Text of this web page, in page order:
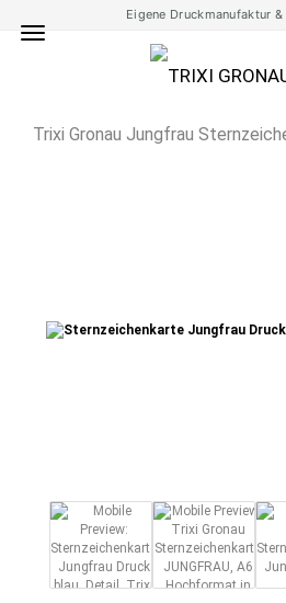
Eigene Druckmanufaktur
Trixi Gronau Jungfrau